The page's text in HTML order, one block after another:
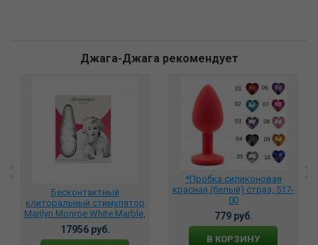
Джага-Джага рекомендует
Бесконтактный
клиторальный стимулятор
Marilyn Monroe White Marble,
WZ222SG2
17956 руб.
*Пробка силиконовая
красная (белый) страз, 517-
00
779 руб.
В КОРЗИНУ